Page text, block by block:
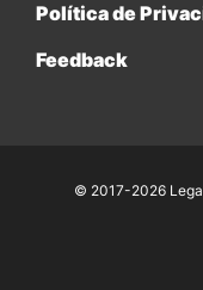
Política de
Feedback
© 2017-2026